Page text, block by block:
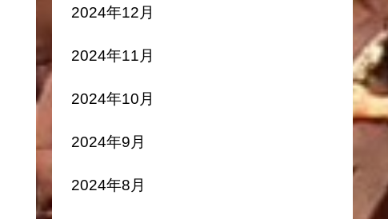
2024年12月
2024年11月
2024年10月
2024年9月
2024年8月